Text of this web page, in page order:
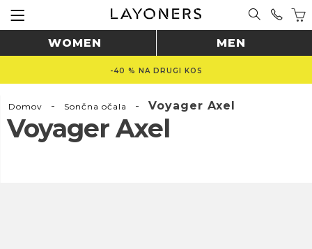
WOMEN MEN
-40 % NA DRUGI KOS
Domov - Sončna očala - Voyager Axel
Voyager Axel